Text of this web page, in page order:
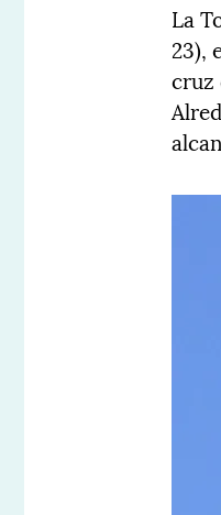
La
23),
cruz